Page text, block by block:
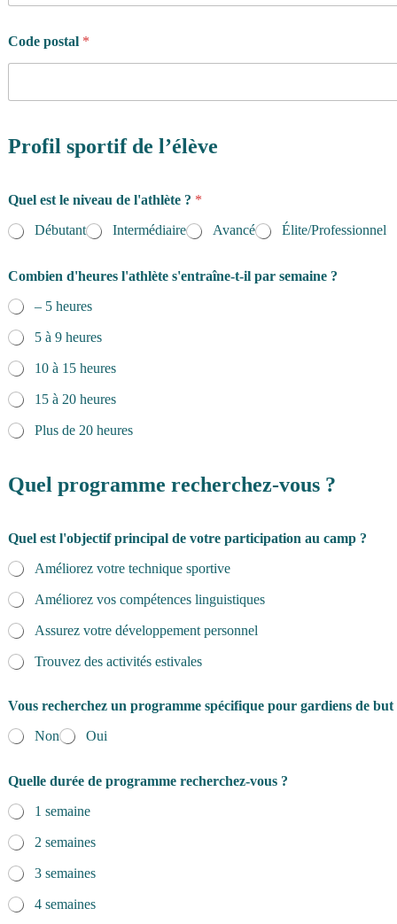
Code postal *
Profil sportif de l’élève
Quel est le niveau de l'athlète ? *
Débutant
Intermédiaire Avancé Élite/Professionnel
Combien d'heures l'athlète s'entraîne-t-il par semaine ?
– 5 heures
5 à 9 heures
10 à 15 heures
15 à 20 heures
Plus de 20 heures
Quel programme recherchez-vous ?
n
u
n
g
é
n
é
r
e
s
Quel est l'objectif principal de votre participation au camp ?
Améliorez votre technique sportive
Améliorez vos compétences linguistiques
Assurez votre développement personnel
Trouvez des activités estivales
Vous recherchez un programme spécifique pour gardiens de but
Non
Oui
Quelle durée de programme recherchez-vous ?
1 semaine
2 semaines
3 semaines
4 semaines